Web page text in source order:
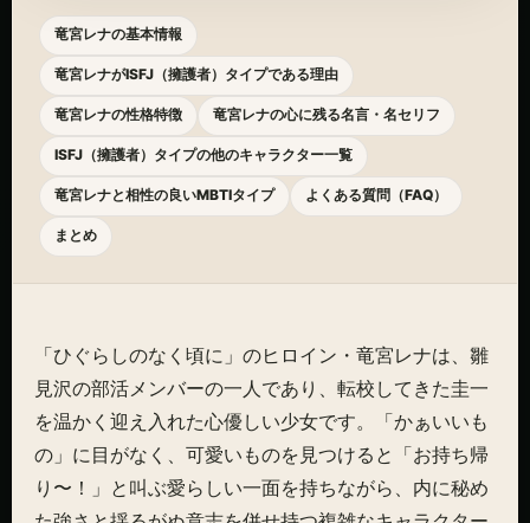
竜宮レナの基本情報
竜宮レナがISFJ（擁護者）タイプである理由
竜宮レナの性格特徴 竜宮レナの心に残る名言・名セリフ
ISFJ（擁護者）タイプの他のキャラクター一覧
竜宮レナと相性の良いMBTIタイプ よくある質問（FAQ）
まとめ
「ひぐらしのなく頃に」のヒロイン・竜宮レナは、雛
見沢の部活メンバーの一人であり、転校してきた圭一
を温かく迎え入れた心優しい少女です。「かぁいいも
の」に目がなく、可愛いものを見つけると「お持ち帰
り〜！」と叫ぶ愛らしい一面を持ちながら、内に秘め